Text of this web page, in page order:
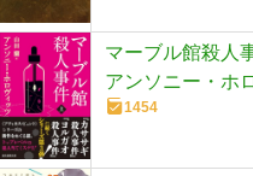
マーブル館殺人
アンソニー・ホ
1454